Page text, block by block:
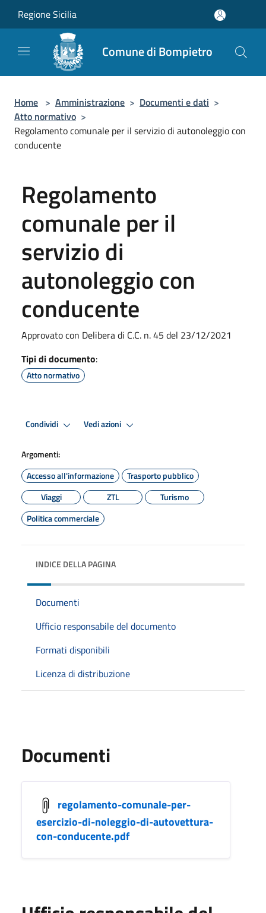
Regione Sicilia
Comune di Bompietro
Home > Amministrazione > Documenti e dati >
Atto normativo >
Regolamento comunale per il servizio di autonoleggio con
conducente
Regolamento
comunale per il
servizio di
autonoleggio con
conducente
Approvato con Delibera di C.C. n. 45 del 23/12/2021
Tipi di documento:
Atto normativo
Condividi Vedi azioni
Argomenti:
Accesso all'informazione
Trasporto pubblico
Viaggi
ZTL
Turismo
Politica commerciale
INDICE DELLA PAGINA
Documenti
Ufficio responsabile del documento
Formati disponibili
Licenza di distribuzione
Documenti
regolamento-comunale-per-
esercizio-di-noleggio-di-autovettura-
con-conducente.pdf